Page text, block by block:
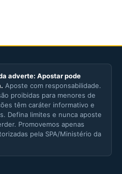
adverte: Apostar pode
Aposte com responsabilidade.
proibidas para menores de
têm caráter informativo e
Defina limites e nunca aposte
Promovemos apenas
pela SPA/Ministério da